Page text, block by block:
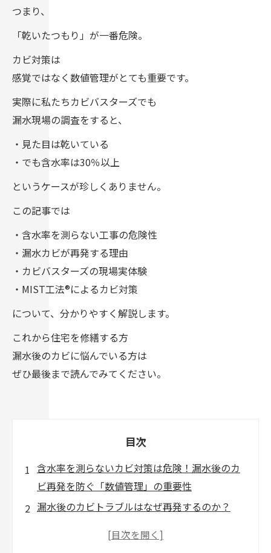
つまり、
「乾いたつもり」が一番危険。
カビ対策は
感覚ではなく数値管理がとても重要です。
実際に私たちカビバスターズでも
漏水現場の調査をすると、
・見た目は乾いている
・でも含水率は30％以上
というケースが珍しくありません。
この記事では
・含水率を測らない工事の危険性
・漏水カビが再発する理由
・カビバスターズの現場実体験
・MIST工法®によるカビ対策
について、分かりやすく解説します。
これから住宅を修繕する方
漏水後のカビに悩んでいる方は
ぜひ最後まで読んでみてください。
目次
含水率を測らないカビ対策は危険！漏水後のカ
ビ再発を防ぐ「数値管理」の重要性
漏水後のカビトラブルはなぜ再発するのか？
見た目では乾燥は判断できない